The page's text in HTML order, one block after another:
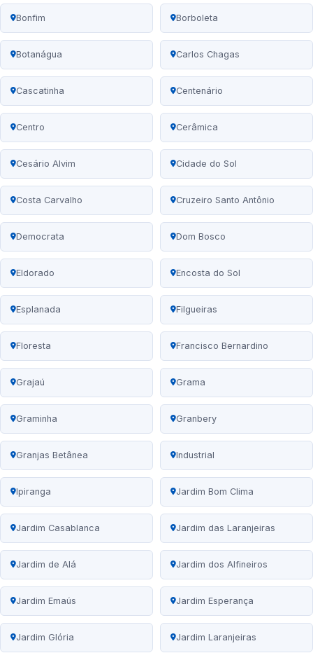
Bonfim Borboleta
Botanágua Carlos Chagas
Cascatinha Centenário
Centro Cerâmica
Cesário Alvim Cidade do Sol
Costa Carvalho Cruzeiro Santo Antônio
Democrata Dom Bosco
Eldorado Encosta do Sol
Esplanada Filgueiras
Floresta Francisco Bernardino
Grajaú Grama
Graminha Granbery
Granjas Betânea Industrial
Ipiranga Jardim Bom Clima
Jardim Casablanca Jardim das Laranjeiras
Jardim de Alá Jardim dos Alfineiros
Jardim Emaús Jardim Esperança
Jardim Glória Jardim Laranjeiras